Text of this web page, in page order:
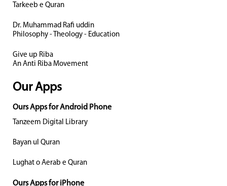
Tarkeeb e Quran
Dr. Muhammad Rafi uddin
Philosophy - Theology - Education
Give up Riba
An Anti Riba Movement
Our Apps
Ours Apps for Android Phone
Tanzeem Digital Library
Bayan ul Quran
Lughat o Aerab e Quran
Ours Apps for iPhone